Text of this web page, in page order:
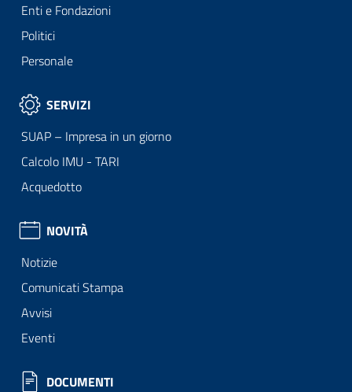
Enti e Fondazioni
Politici
Personale
SERVIZI
SUAP – Impresa in un giorno
Calcolo IMU - TARI
Acquedotto
NOVITÀ
Notizie
Comunicati Stampa
Avvisi
Eventi
DOCUMENTI